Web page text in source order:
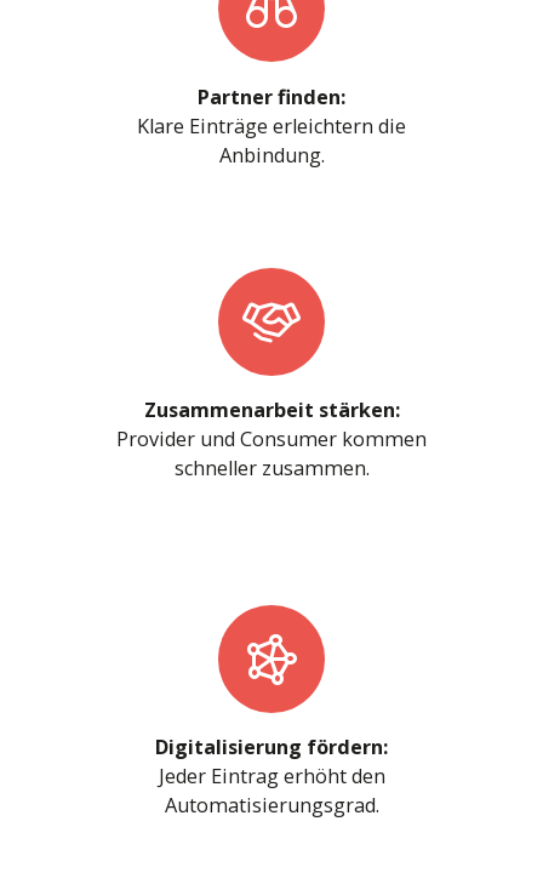
Partner finden:
Klare Einträge erleichtern die
Anbindung.
Zusammenarbeit stärken:
Provider und Consumer kommen
schneller zusammen.
Digitalisierung fördern:
Jeder Eintrag erhöht den
Automatisierungsgrad.